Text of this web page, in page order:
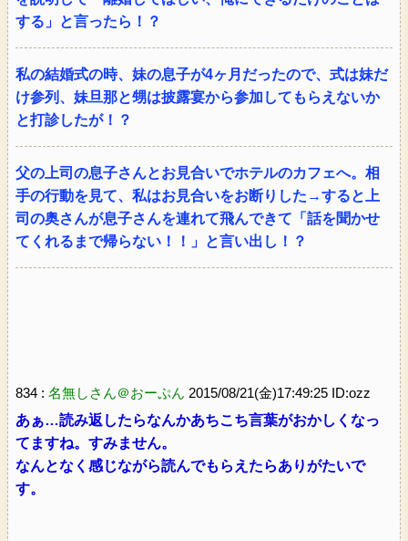
する」と言ったら！？
私の結婚式の時、妹の息子が4ヶ月だったので、式は妹だ
け参列、妹旦那と甥は披露宴から参加してもらえないか
と打診したが！？
父の上司の息子さんとお見合いでホテルのカフェへ。相
手の行動を見て、私はお見合いをお断りした→すると上
司の奥さんが息子さんを連れて飛んできて「話を聞かせ
てくれるまで帰らない！！」と言い出し！？
834 : 名無しさん＠おーぷん 2015/08/21(金)17:49:25 ID:ozz
あぁ…読み返したらなんかあちこち言葉がおかしくなっ
てますね。すみません。
なんとなく感じながら読んでもらえたらありがたいで
す。